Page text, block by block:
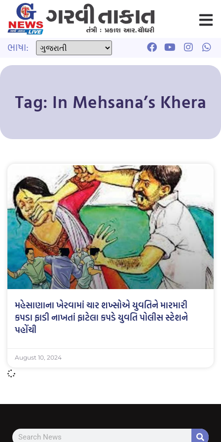
ભાષા:
Tag: In Mehsana’s Khera
મહેસાણાના ખેરવામાં ચાર શખ્સોએ યુવતિને મારમારી
કપડા ફાડી નાખતાં ફાટેલા કપડે યુવતિ પોલીસ સ્ટેશને
પહોંચી
August 10, 2024